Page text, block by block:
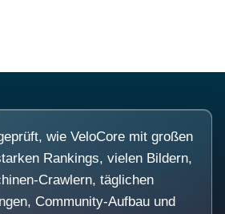
wie VeloCore mit großen
Rankings, vielen Bildern,
Crawlern, täglichen
Community-Aufbau und